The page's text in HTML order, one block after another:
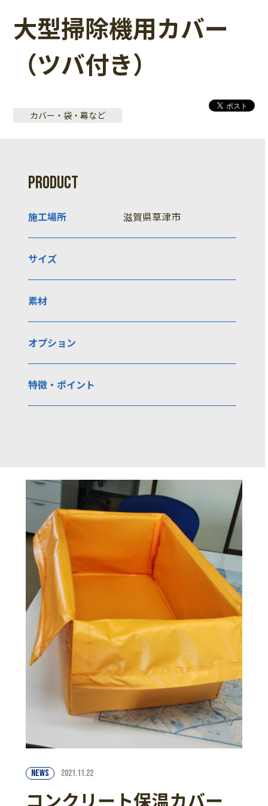
大型掃除機用カバー
（ツバ付き）
カバー・袋・幕など
PRODUCT
施工場所 滋賀県草津市
サイズ
素材
オプション
特徴・ポイント
NEWS 2021.11.22
コンクリート保温カバー